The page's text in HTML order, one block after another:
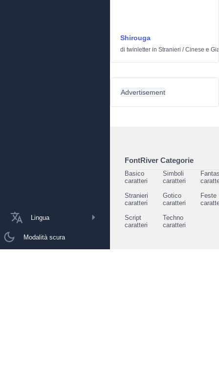
Lingua
Modalità scura
Shirouga
di twinletter in Stranieri /Cinese e
Advertisement
FontRiver Categorie
Basico
caratteri
Simboli
caratteri
Stranieri
caratteri
Gotico
caratteri
Feste
Script
caratteri
Techno
caratteri